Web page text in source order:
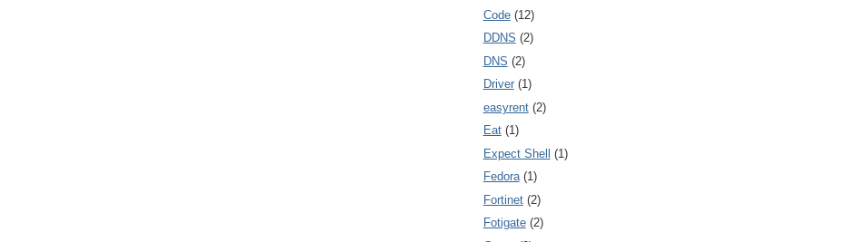
Code (12)
DDNS (2)
DNS (2)
Driver (1)
easyrent (2)
Eat (1)
Expect Shell
(1)
Fedora (1)
Fortinet (2)
Fotigate (2)